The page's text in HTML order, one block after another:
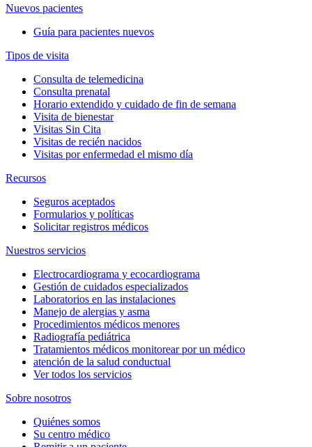
Nuevos pacientes
Guía para pacientes nuevos
Tipos de visita
Consulta de telemedicina
Consulta prenatal
Horario extendido y cuidado de fin de semana
Visita de bienestar
Visitas Sin Cita
Visitas de recién nacidos
Visitas por enfermedad el mismo día
Recursos
Seguros aceptados
Formularios y políticas
Solicitar registros médicos
Nuestros servicios
Electrocardiograma y ecocardiograma
Gestión de cuidados especializados
Laboratorios en las instalaciones
Manejo de alergias y asma
Procedimientos médicos menores
Radiografía pediátrica
Tratamientos médicos monitorear por un médico
atención de la salud conductual
Ver todos los servicios
Sobre nosotros
Quiénes somos
Su centro médico